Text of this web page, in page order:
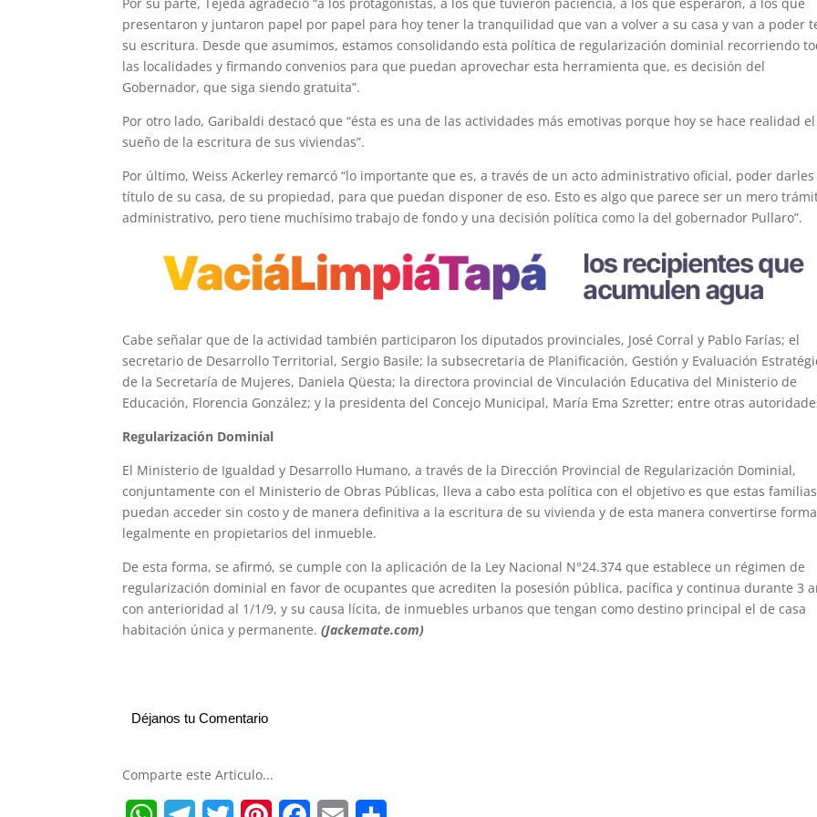
presentaron y juntaron papel por papel para hoy tener la tranquilidad que van a volver a su casa y van a poder
su escritura. Desde que asumimos, estamos consolidando esta política de regularización dominial recorriendo
las localidades y firmando convenios para que puedan aprovechar esta herramienta que, es decisión del
Gobernador, que siga siendo gratuita”.
Por otro lado, Garibaldi destacó que “ésta es una de las actividades más emotivas porque hoy se hace realidad el
sueño de la escritura de sus viviendas”.
Por último, Weiss Ackerley remarcó “lo importante que es, a través de un acto administrativo oficial, poder darles
título de su casa, de su propiedad, para que puedan disponer de eso. Esto es algo que parece ser un mero
administrativo, pero tiene muchísimo trabajo de fondo y una decisión política como la del gobernador Pullaro”.
Cabe señalar que de la actividad también participaron los diputados provinciales, José Corral y Pablo Farías; el
secretario de Desarrollo Territorial, Sergio Basile; la subsecretaria de Planificación, Gestión y Evaluación
de la Secretaría de Mujeres, Daniela Qüesta; la directora provincial de Vinculación Educativa del Ministerio de
Educación, Florencia González; y la presidenta del Concejo Municipal, María Ema Szretter; entre otras
Regularización Dominial
El Ministerio de Igualdad y Desarrollo Humano, a través de la Dirección Provincial de Regularización Dominial,
conjuntamente con el Ministerio de Obras Públicas, lleva a cabo esta política con el objetivo es que estas familias
puedan acceder sin costo y de manera definitiva a la escritura de su vivienda y de esta manera convertirse
legalmente en propietarios del inmueble.
De esta forma, se afirmó, se cumple con la aplicación de la Ley Nacional N°24.374 que establece un régimen de
regularización dominial en favor de ocupantes que acrediten la posesión pública, pacífica y continua durante 3
con anterioridad al 1/1/9, y su causa lícita, de inmuebles urbanos que tengan como destino principal el de casa
habitación única y permanente.(Jackemate.com)
Déjanos tu Comentario
Comparte este Articulo...